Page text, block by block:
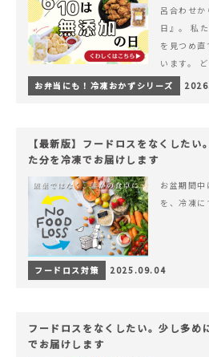
呂合わせ
日』。 私
を見つめ
います。
か。 どの
hellip; 続
お弁当にも！冷凍おかずシリーズ
【最新版】フードロスをなくした
た分を冷凍でお届けします
お盆期間
を、冷凍
フードロス対策 2025.09.04
フードロスをなくしたい。少し多め
でお届けします